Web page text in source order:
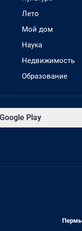
Лето
Мой дом
Наука
Недвижимость
Образование
Google Play
Пермь